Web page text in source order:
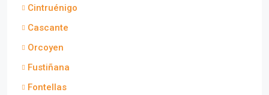
Cintruénigo
Cascante
Orcoyen
Fustiñana
Fontellas